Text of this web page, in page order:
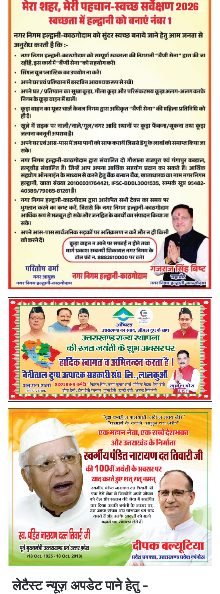
लेटैस्ट न्यूज़ अपडेट पाने हेतु -